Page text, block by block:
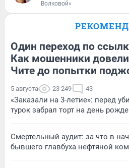
Волковой»
Один переход по
Как мошенники
Чите до попытки
5 августа 23 249 43
«Заказали на 3-летие»: перед
турок забрал торт на день
Смертельный аудит: за что в
бывшего главбуха нефтяной